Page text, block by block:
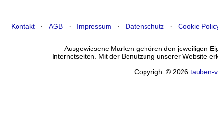
Kontakt · AGB · Impressum · Datenschutz · Cookie
Ausgewiesene Marken gehören den jeweiligen
Internetseiten. Mit der Benutzung unserer Website
Copyright © 2026tauben-